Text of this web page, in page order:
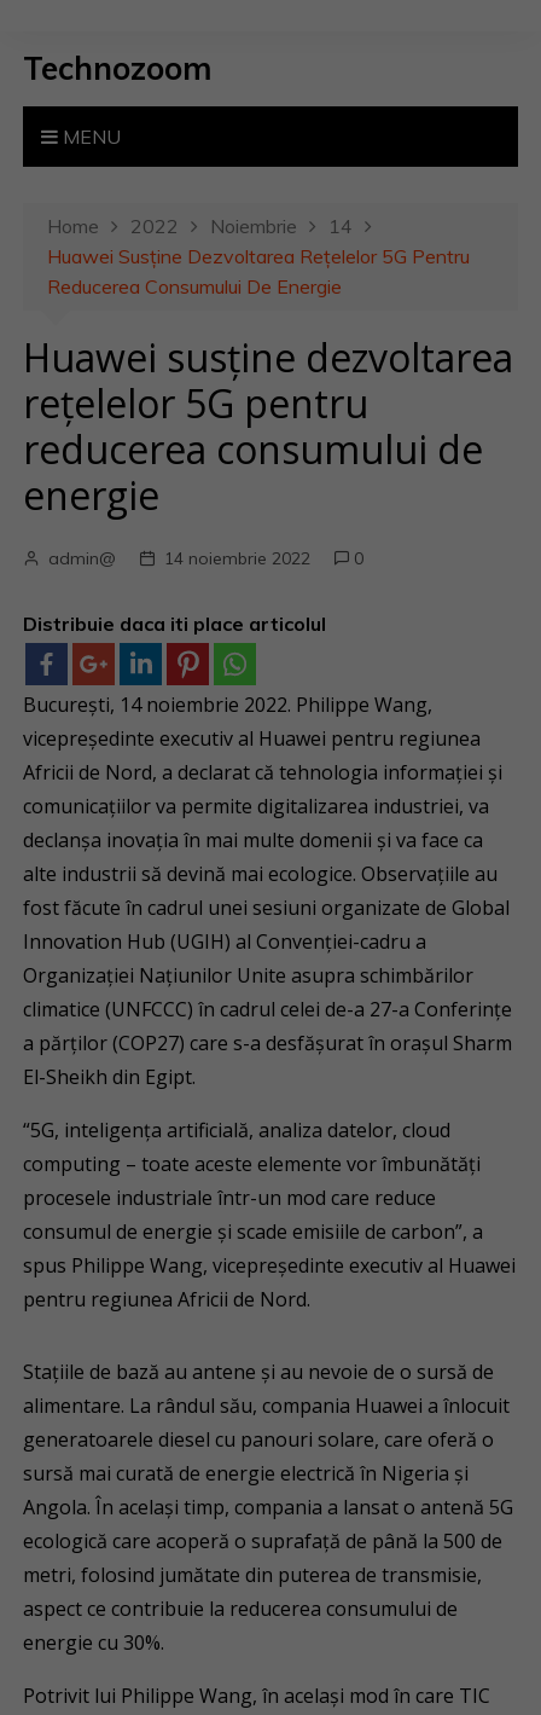
Technozoom
MENU
Home 2022 Noiembrie
14
Huawei Susține Dezvoltarea Rețelelor 5G Pentru
Reducerea Consumului De Energie
Huawei susține dezvoltarea
rețelelor 5G pentru
reducerea consumului de
energie
admin@ 14 noiembrie 2022 0
Distribuie daca iti place articolul
București, 14 noiembrie 2022. Philippe Wang,
vicepreședinte executiv al Huawei pentru regiunea
Africii de Nord, a declarat că tehnologia informației și
comunicațiilor va permite digitalizarea industriei, va
declanșa inovația în mai multe domenii și va face ca
alte industrii să devină mai ecologice. Observațiile au
fost făcute în cadrul unei sesiuni organizate de Global
Innovation Hub (UGIH) al Convenției-cadru a
Organizației Națiunilor Unite asupra schimbărilor
climatice (UNFCCC) în cadrul celei de-a 27-a Conferințe
a părților (COP27) care s-a desfășurat în orașul Sharm
El-Sheikh din Egipt.
“5G, inteligența artificială, analiza datelor, cloud
computing – toate aceste elemente vor îmbunătăți
procesele industriale într-un mod care reduce
consumul de energie și scade emisiile de carbon”, a
spus Philippe Wang, vicepreședinte executiv al Huawei
pentru regiunea Africii de Nord.
Stațiile de bază au antene și au nevoie de o sursă de
alimentare. La rândul său, compania Huawei a înlocuit
generatoarele diesel cu panouri solare, care oferă o
sursă mai curată de energie electrică în Nigeria și
Angola. În același timp, compania a lansat o antenă 5G
ecologică care acoperă o suprafață de până la 500 de
metri, folosind jumătate din puterea de transmisie,
aspect ce contribuie la reducerea consumului de
energie cu 30%.
Potrivit lui Philippe Wang, în același mod în care TIC